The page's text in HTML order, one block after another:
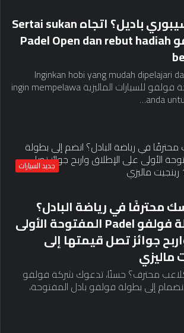
جديد ناك مينسيبوري باديل؟ اتجاه Sertai sukan
terkini di فولفو Padel Open dan rebut hadiah
Inginkan hobi yang mudah dipelajari
Sukan terkini؟ شركة فولفو للسيارات الماليزية ingin mempelawa
anda
جديد السيارات
محترفًا في رياضة البادل؟
انضم إلى بطولة فولفو Padel المفتوحة الأولى
جوائز تصل قيمتها إلى
محترف؟ حسنًا، تدعوك شركة فولفو
إلى بطولة فولفو بادل المفتوحة،